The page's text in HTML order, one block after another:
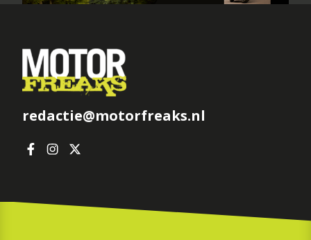
redactie@motorfreaks.nl